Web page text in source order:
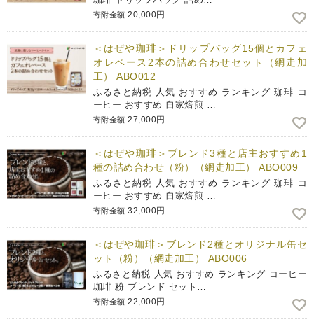
寄附金額 20,000円
＜はぜや珈琲＞ドリップバッグ15個とカフェ
オレベース2本の詰め合わせセット（網走加
工） ABO012
ふるさと納税 人気 おすすめ ランキング 珈琲 コ
ーヒー おすすめ 自家焙煎 …
寄附金額 27,000円
＜はぜや珈琲＞ブレンド3種と店主おすすめ1
種の詰め合わせ（粉）（網走加工） ABO009
ふるさと納税 人気 おすすめ ランキング 珈琲 コ
ーヒー おすすめ 自家焙煎 …
寄附金額 32,000円
＜はぜや珈琲＞ブレンド2種とオリジナル缶セ
ット（粉）（網走加工） ABO006
ふるさと納税 人気 おすすめ ランキング コーヒー
珈琲 粉 ブレンド セット…
寄附金額 22,000円